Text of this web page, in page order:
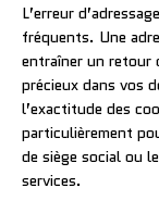
L’erreur
fréquents. Une
entraîner un retour
précieux dans vos
l’exactitude des
particulièrement
de siège social ou
services.